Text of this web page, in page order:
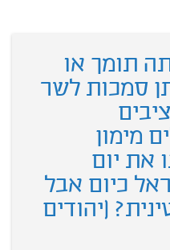
אתה תומך או
סמכות לשר
מימון
את יום
כיום אבל
(יהודים